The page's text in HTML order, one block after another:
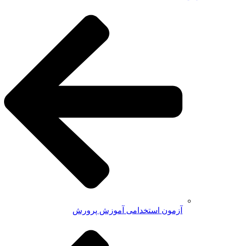
آزمون استخدامی آموزش پرورش